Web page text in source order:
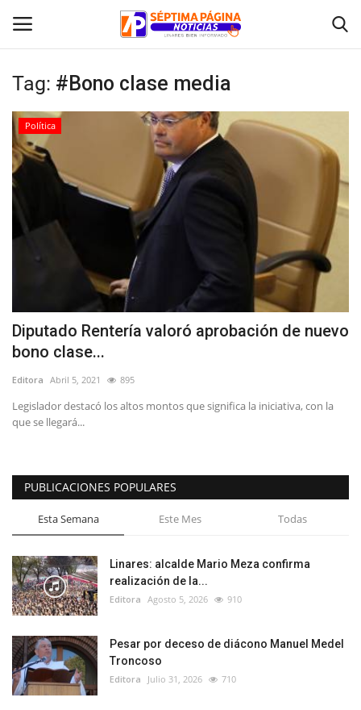
Inicio
Crónica
Policial
Tribunales
Política
Espectáculos
Tag: #Bono clase media
Política
Diputado Rentería valoró aprobación de nuevo
bono clase...
Editora Abril 5, 2021 895
Legislador destacó los altos montos que significa la iniciativa, con la
que se llegará...
PUBLICACIONES POPULARES
Esta Semana Este Mes Todas
Linares: alcalde Mario Meza confirma
realización de la...
Editora Agosto 5, 2026 910
Pesar por deceso de diácono Manuel Medel
Troncoso
Editora Julio 31, 2026 710